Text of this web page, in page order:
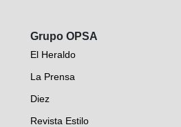
Grupo OPSA
El Heraldo
La Prensa
Diez
Revista Estilo